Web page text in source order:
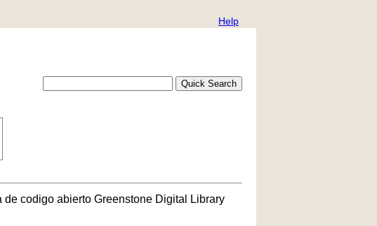
Help
codigo abierto Greenstone Digital Library